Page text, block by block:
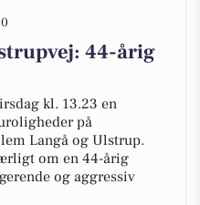
44-årig
kl. 13.23 en
på
Langå og Ulstrup.
om en 44-årig
og aggressiv